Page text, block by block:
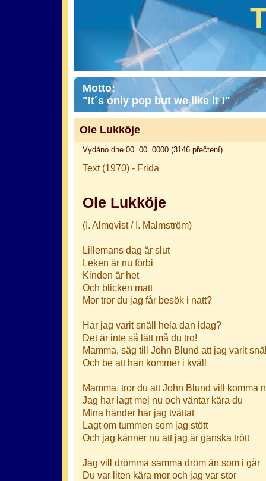
Motto:
"It´s only pop but we like it !"
Ole Lukköje
Vydáno dne 00. 00. 0000 (3146 přečtení)
Text (1970) - Frida
Ole Lukköje
(I. Almqvist / I. Malmström)
Lillemans dag är slut
Leken är nu förbi
Kinden är het
Och blicken matt
Mor tror du jag får besök i natt?
Har jag varit snäll hela dan idag?
Det är inte så lätt må du tro!
Mamma, säg till John Blund att jag varit
Och be att han kommer i kväll
Mamma, tror du att John Blund vill komma
Jag har lagt mej nu och väntar kära du
Mina händer har jag tvättat
Lagt om tummen som jag stött
Och jag känner nu att jag är ganska trött
Jag vill drömma samma dröm än som i går
Du var liten kära mor och jag var stor